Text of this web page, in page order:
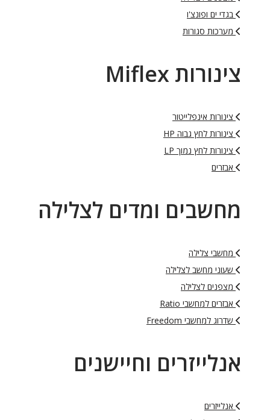
בגדי ים ופונצ'ו
מערכות סגורות
צינורות Miflex
צינורות אינפלייטור
צינורות לחץ גבוה HP
צינורות לחץ נמוך LP
אבזרים
מחשבים ומדים לצלילה
מחשבי צלילה
שעוני מחשב לצלילה
מצפנים לצלילה
אבזרים למחשבי Ratio
שדרוג למחשבי Freedom
אנלייזרים וחיישנים
אנלייזרים